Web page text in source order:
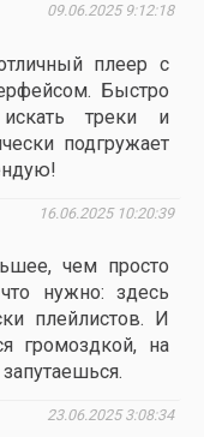
09.06.2025 9:12:18
плеер с
Быстро
треки и
подгружает
16.06.2025 10:20:39
чем просто
нужно: здесь
плейлистов. И
громоздкой, на
23.06.2025 3:08:34